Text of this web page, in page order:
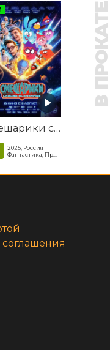
Смешарики сквозь вселенные
2025, Россия
В